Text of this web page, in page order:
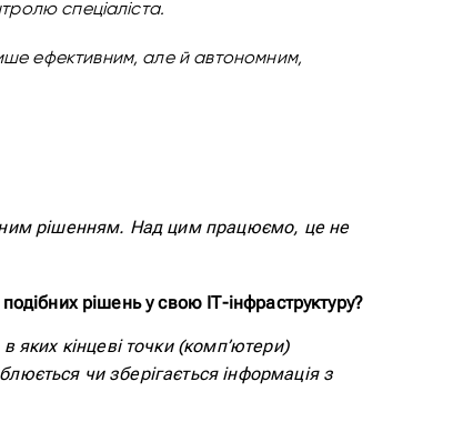
спеціаліста.
ефективним, але й автономним,
рішенням. Над цим працюємо, це не
рішень у свою ІТ-інфраструктуру?
кінцеві точки (комп’ютери)
чи зберігається інформація з